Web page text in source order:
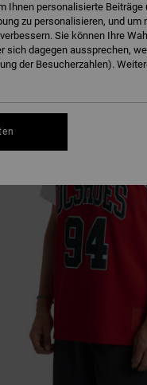
Ihnen personalisierte
zu personalisieren, und
Sie können Ihre
sich dagegen aussprechen,
der Besucherzahlen).